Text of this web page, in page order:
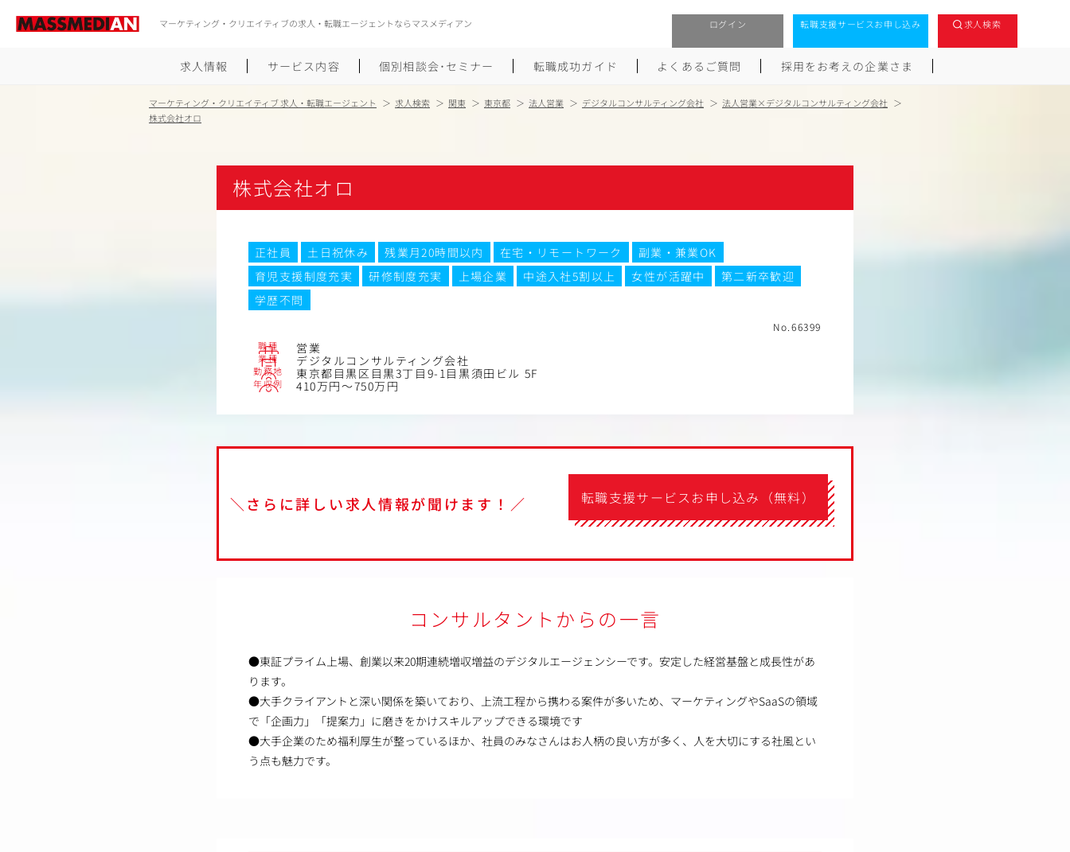
マーケティング・クリエイティブの求人・転職エージェントならマスメディアン ログイン 転職支援サービスお申し込み 求人検索
求人情報 サービス内容 個別相談会･セミナー 転職成功ガイド
職務経歴書のつくり方
ポートフォリオのつくり方
面接対策
エグゼクティブ転職
しゅふクリ･ママクリ転職
年収アップ転職
よくあるご質問 採用をお考えの企業さま
マーケティング・クリエイティブ 求人・転職エージェント 求人検索 関東 東京都 法人営業 デジタルコンサルティング会社
法人営業×デジタルコンサルティング会社
株式会社オロ
株式会社オロ
正社員 土日祝休み 残業月20時間以内 在宅・リモートワーク
副業・兼業OK
育児支援制度充実
研修制度充実 上場企業 中途入社5割以上 女性が活躍中
第二新卒歓迎
学歴不問
No.66399
職種 営業
業種 デジタルコンサルティング会社
勤務地 東京都目黒区目黒3丁目9-1目黒須田ビル 5F
年収例 410万円～750万円
＼さらに詳しい求人情報が聞けます！／ 転職支援サービスお申し込み（無料）
コンサルタントからの一言
●東証プライム上場、創業以来20期連続増収増益のデジタルエージェンシーです。安定した経営基盤と成長性があ
ります。
●大手クライアントと深い関係を築いており、上流工程から携わる案件が多いため、マーケティングやSaaSの領域
で「企画力」「提案力」に磨きをかけスキルアップできる環境です
●大手企業のため福利厚生が整っているほか、社員のみなさんはお人柄の良い方が多く、人を大切にする社風とい
う点も魅力です。